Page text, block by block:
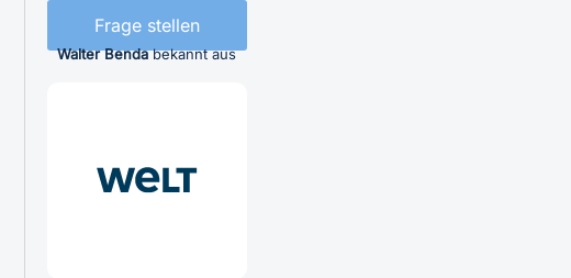
Frage stellen
Walter Bendabekannt aus